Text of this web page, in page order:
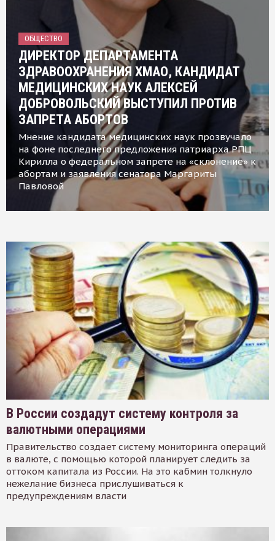
ОБЩЕСТВО
ДИРЕКТОР ДЕПАРТАМЕНТА
ЗДРАВООХРАНЕНИЯ ХМАО, КАНДИДАТ
МЕДИЦИНСКИХ НАУК АЛЕКСЕЙ
ДОБРОВОЛЬСКИЙ ВЫСТУПИЛ ПРОТИВ
ЗАПРЕТА АБОРТОВ
Мнение кандидата медицинских наук прозвучало
на фоне последнего предложения патриарха РПЦ
Кирилла о федеральном запрете на «склонение» к
абортам и заявления сенатора Маргариты
Павловой
В России создадут систему контроля за
валютными операциями
Правительство создает систему мониторинга операций
в валюте, с помощью которой планирует следить за
оттоком капитала из России. На это кабмин толкнуло
нежелание бизнеса прислушиваться к
предупреждениям власти